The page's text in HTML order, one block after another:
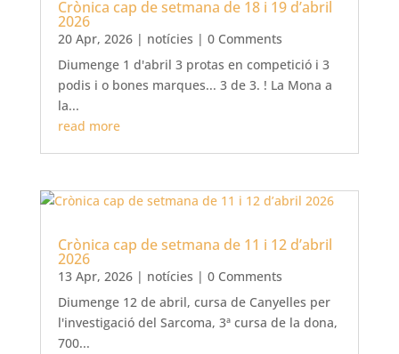
Crònica cap de setmana de 18 i 19 d’abril
2026
20 Apr, 2026| notícies | 0 Comments
Diumenge 1 d'abril 3 protas en competició i 3
podis i o bones marques... 3 de 3. ! La Mona a
la...
read more
Crònica cap de setmana de 11 i 12 d’abril
2026
13 Apr, 2026| notícies | 0 Comments
Diumenge 12 de abril, cursa de Canyelles per
l'investigació del Sarcoma, 3ª cursa de la dona,
700...